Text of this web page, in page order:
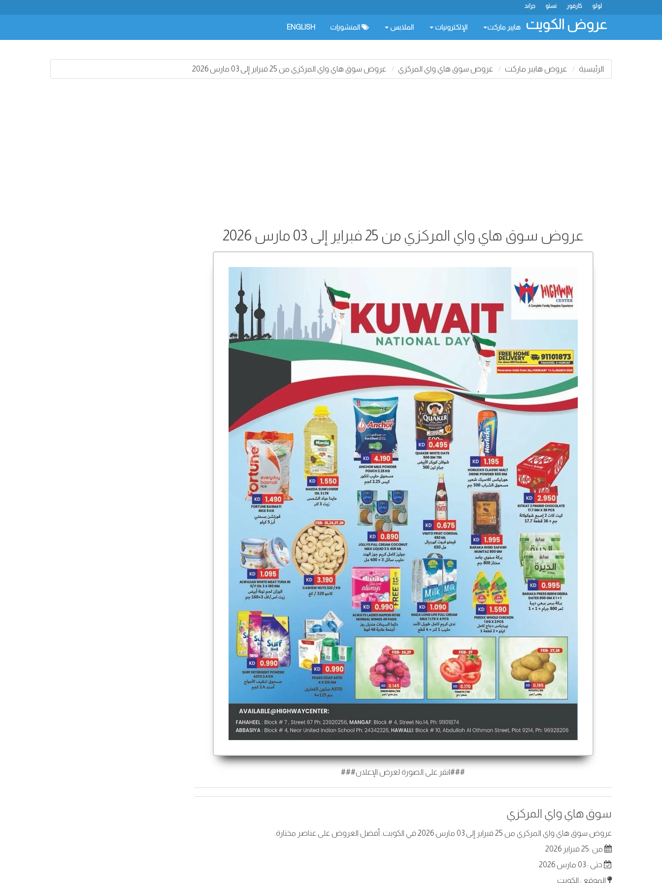
جراند نستو كارفور لولو
عروض الكويت هايبر ماركت الإلكترونيات الملابس المنشورات ENGLISH
الرئيسية عروض هايبر ماركت عروض سوق هاي واي المركزي عروض سوق هاي واي المركزي من 25 فبراير إلى 03 مارس 2026
عروض سوق هاي واي المركزي من 25 فبراير إلى 03 مارس 2026
###انقر على الصورة لعرض الإعلان###
سوق هاي واي المركزي
عروض سوق هاي واي المركزي من 25 فبراير إلى 03 مارس 2026 في الكويت. أفضل العروض على عناصر مختارة.
من :25 فبراير 2026
حتى : 03 مارس 2026
الموقع : الكويت